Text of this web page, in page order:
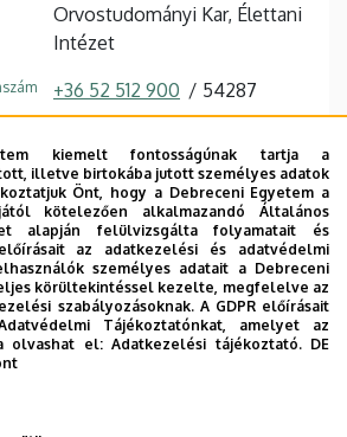
Orvostudományi Kar, Élettani
Intézet
+36 52 512 900 54287
pocsai.krisztina@med.unideb.
hu
4032 Debrecen, Nagyerdei
körút 98.
Elméleti négyszög, U épület
kiemelt fontosságúnak tartja a
illetve birtokába jutott személyes adatok
Önt, hogy a Debreceni Egyetem a
kötelezően alkalmazandó Általános
alapján felülvizsgálta folyamatait és
az adatkezelési és adatvédelmi
személyes adatait a Debreceni
körültekintéssel kezelte, megfelelve az
szabályozásoknak. A GDPR előírásait
Tájékoztatónkat, amelyet az
olvashat el:Adatkezelési tájékoztató. DE